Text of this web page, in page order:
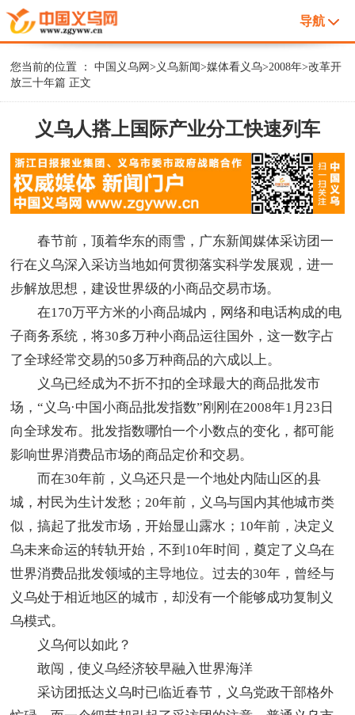
导航
您当前的位置 ：中国义乌网> 义乌新闻>媒体看义乌>2008年>改革开
放三十年篇 正文
义乌人搭上国际产业分工快速列车
春节前，顶着华东的雨雪，广东新闻媒体采访团一
行在义乌深入采访当地如何贯彻落实科学发展观，进一
步解放思想，建设世界级的小商品交易市场。
在170万平方米的小商品城内，网络和电话构成的电
子商务系统，将30多万种小商品运往国外，这一数字占
了全球经常交易的50多万种商品的六成以上。
义乌已经成为不折不扣的全球最大的商品批发市
场，“义乌·中国小商品批发指数”刚刚在2008年1月23日
向全球发布。批发指数哪怕一个小数点的变化，都可能
影响世界消费品市场的商品定价和交易。
而在30年前，义乌还只是一个地处内陆山区的县
城，村民为生计发愁；20年前，义乌与国内其他城市类
似，搞起了批发市场，开始显山露水；10年前，决定义
乌未来命运的转轨开始，不到10年时间，奠定了义乌在
世界消费品批发领域的主导地位。过去的30年，曾经与
义乌处于相近地区的城市，却没有一个能够成功复制义
乌模式。
义乌何以如此？
敢闯，使义乌经济较早融入世界海洋
采访团抵达义乌时已临近春节，义乌党政干部格外